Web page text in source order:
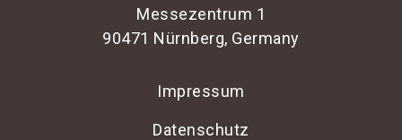
Messezentrum 1
90471 Nürnberg, Germany
Impressum
Datenschutz